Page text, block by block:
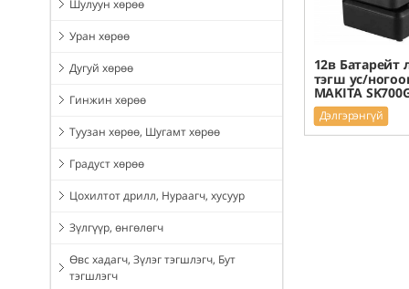
Шулуун хөрөө
Уран хөрөө
Дугуй хөрөө
Гинжин хөрөө
Туузан хөрөө, Шугамт хөрөө
Градуст хөрөө
Цохилтот дрилл, Нураагч, хусуур
Зүлгүүр, өнгөлөгч
Өвс хадагч, Зүлэг тэгшлэгч, Бут
тэгшлэгч
12в Батарейт
тэгш ус/
MAKITA
Дэлгэрэнгүй